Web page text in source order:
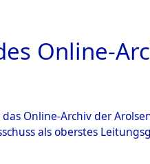
Online-
Online-Archiv der
als oberstes